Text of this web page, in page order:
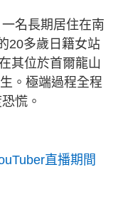
名長期居住在南
20多歲日籍女站
其位於首爾龍山
。極端過程全程
慌。
直播期間